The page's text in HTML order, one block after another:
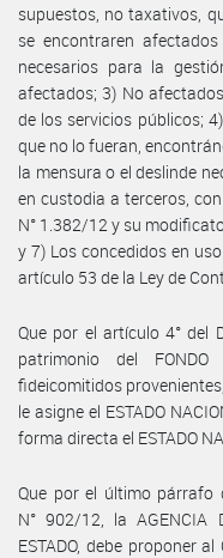
supuestos, no taxativos,
se encontraren
necesarios para la
afectados; 3) No
de los servicios públicos;
que no lo fueran,
la mensura o el deslinde
en custodia a terceros,
N° 1.382/12 y su
y 7) Los concedidos en
artículo 53 de la Ley de
Que por el artículo 4° del
patrimonio del
fideicomitidos
le asigne el ESTADO
forma directa el ESTADO
Que por el último párrafo
N° 902/12, la AGENCIA
ESTADO, debe proponer